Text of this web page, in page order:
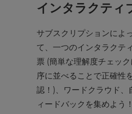
インタラクティ
サブスクリプションによ
て、一つのインタラクテ
票 (簡単な理解度チェッ
序に並べることで正確性
認！)、ワードクラウド、
ィードバックを集めよう